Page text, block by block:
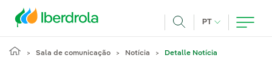
PT IDIOMA ATUAL,
Sala de comunicação Notícia Detalle Notícia